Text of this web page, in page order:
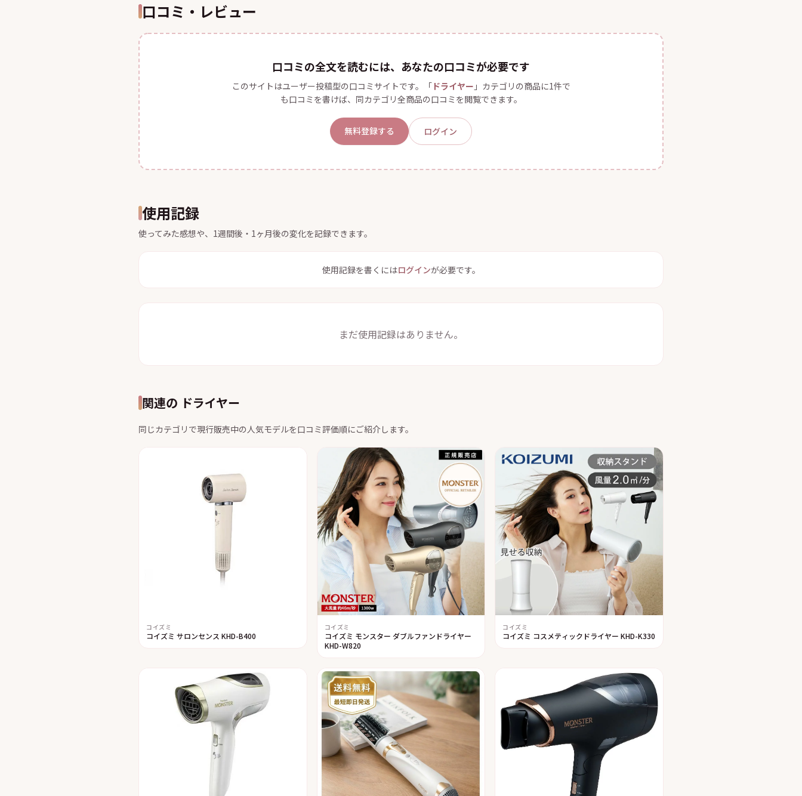
口コミ・レビュー
口コミの全文を読むには、あなたの口コミが必要です
このサイトはユーザー投稿型の口コミサイトです。「ドライヤー 」カテゴリの商品に1件で
も口コミを書けば、同カテゴリ全商品の口コミを閲覧できます。
無料登録する ログイン
使用記録
使ってみた感想や、1週間後・1ヶ月後の変化を記録できます。
使用記録を書くにはログインが必要です。
まだ使用記録はありません。
関連の ドライヤー
同じカテゴリで現行販売中の人気モデルを口コミ評価順にご紹介します。
コイズミ
コイズミ サロンセンス KHD-B400
コイズミ
コイズミ モンスター ダブルファンドライヤー
KHD-W820
コイズミ
コイズミ コスメティックドライヤー KHD-K330